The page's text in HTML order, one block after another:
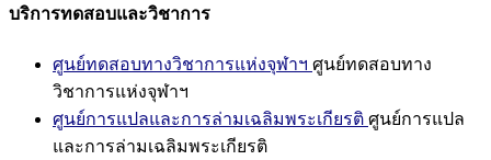
บริการทดสอบและวิชาการ
ศูนย์ทดสอบทางวิชาการแห่งจุฬาฯ ศูนย์ทดสอบทาง
วิชาการแห่งจุฬาฯ
ศูนย์การแปลและการล่ามเฉลิมพระเกียรติ ศูนย์การแปล
และการล่ามเฉลิมพระเกียรติ